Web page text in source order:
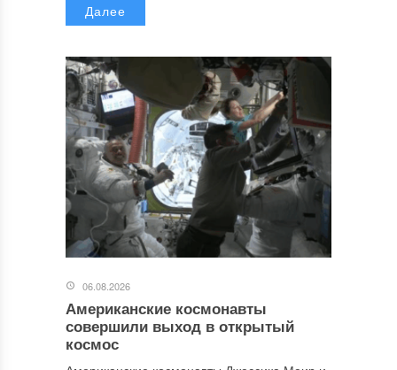
Далее
06.08.2026
Американские космонавты
совершили выход в открытый
космос